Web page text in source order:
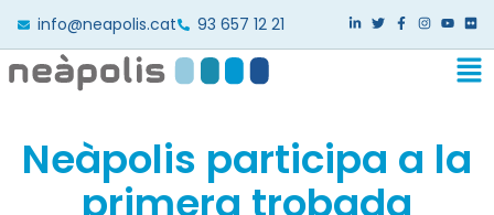
info@neapolis.cat 93 657 12 21
Neàpolis participa a la
primera trobada